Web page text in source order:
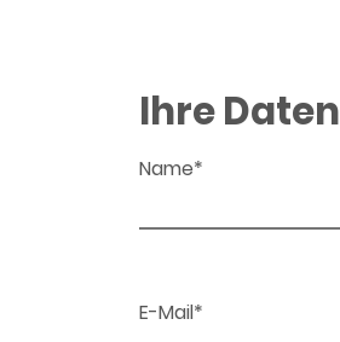
Ihre Daten
Name*
E-Mail*